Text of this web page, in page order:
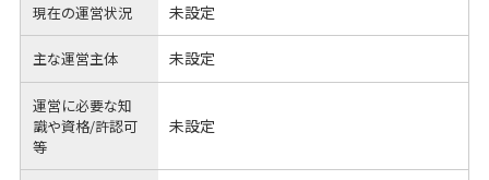
現在の運営状況 未設定
主な運営主体 未設定
運営に必要な知
識や資格/許認可
等
未設定